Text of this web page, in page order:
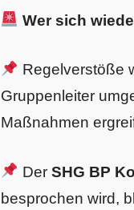
Wer sich
Regelverstöße
Gruppenleiter
Maßnahmen
Der SHG BP
besprochen wird,